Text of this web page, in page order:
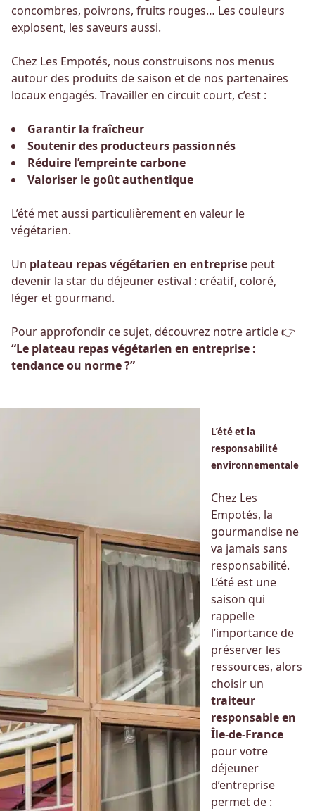
concombres, poivrons, fruits rouges… Les couleurs
explosent, les saveurs aussi.
Chez Les Empotés, nous construisons nos menus
autour des produits de saison et de nos partenaires
locaux engagés. Travailler en circuit court, c’est :
Garantir la fraîcheur
Soutenir des producteurs passionnés
Réduire l’empreinte carbone
Valoriser le goût authentique
L’été met aussi particulièrement en valeur le
végétarien.
Un plateau repas végétarien en entreprise peut
devenir la star du déjeuner estival : créatif, coloré,
léger et gourmand.
Pour approfondir ce sujet, découvrez notre article 👉
“Le plateau repas végétarien en entreprise :
tendance ou norme ?”
L’été et la
responsabilité
environnementale
Chez Les
Empotés, la
gourmandise ne
va jamais sans
responsabilité.
L’été est une
saison qui
rappelle
l’importance de
préserver les
ressources, alors
choisir un
traiteur
responsable en
Île-de-France
pour votre
déjeuner
d’entreprise
permet de :